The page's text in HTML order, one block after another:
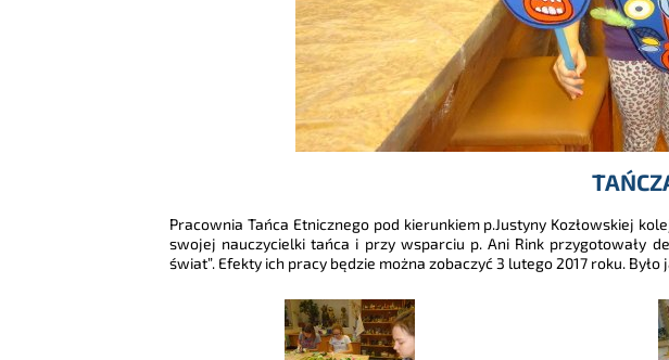
Pracownia Tańca Etnicznego pod kierunkiem p.Justyny Kozłowskiej
swojej nauczycielki tańca i przy wsparciu p. Ani Rink przygotowały
świat”. Efekty ich pracy będzie można zobaczyć 3 lutego 2017 roku.